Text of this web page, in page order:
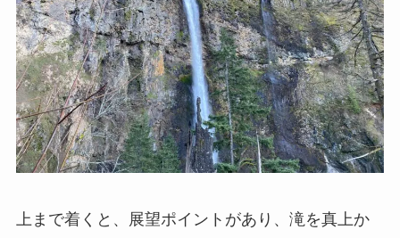
上まで着くと、展望ポイントがあり、滝を真上か